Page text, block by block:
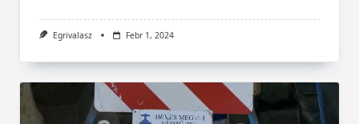
Egrivalasz Febr 1, 2024